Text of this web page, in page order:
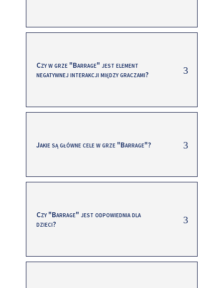
Czy w grze "Barrage" jest element
negatywnej interakcji między graczami?
Jakie są główne cele w grze "Barrage"?
Czy "Barrage" jest odpowiednia dla
dzieci?